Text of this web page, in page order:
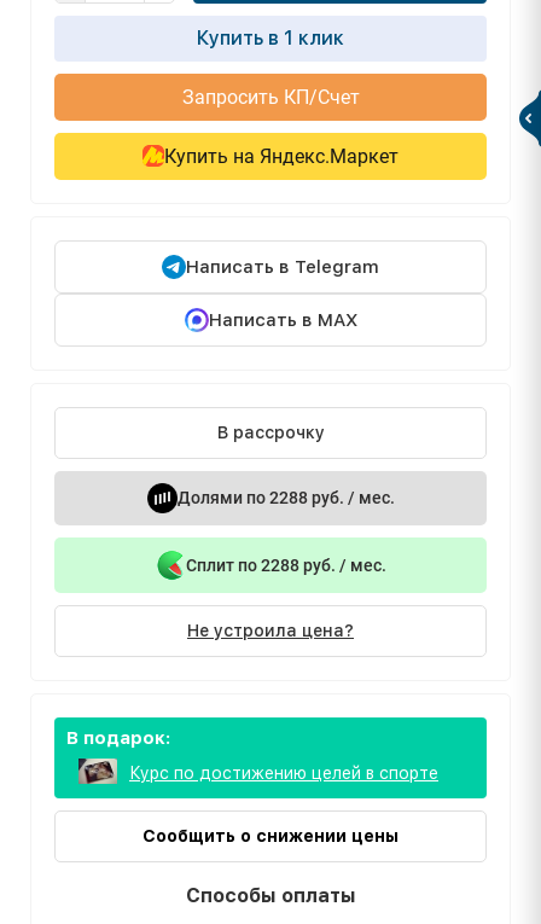
Купить в 1 клик
Запросить КП/Счет
Купить на Яндекс.Маркет
Написать в Telegram
Написать в MAX
В рассрочку
Долями по 2288 руб. / мес.
Сплит по 2288 руб. / мес.
Не устроила цена?
В подарок:
Курс по достижению целей в спорте
Сообщить о снижении цены
Способы оплаты